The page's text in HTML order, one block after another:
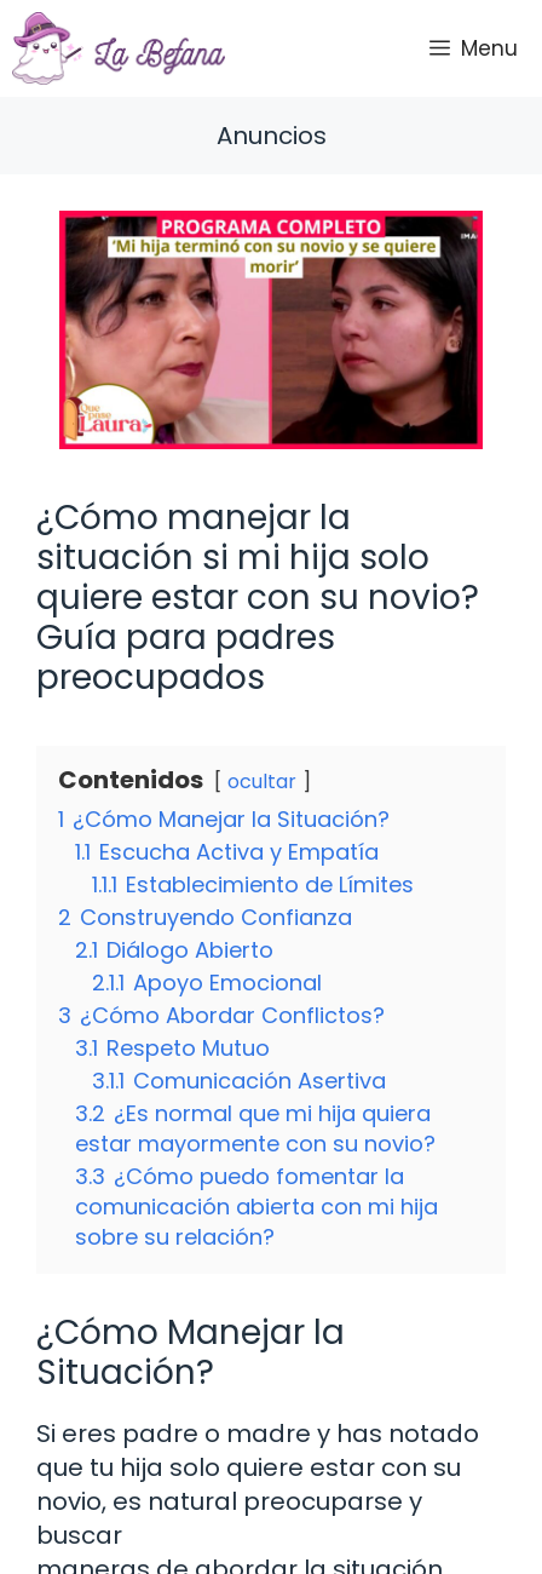
Saltar
al
contenido
Menu
Anuncios
¿Cómo manejar la
situación si mi hija solo
quiere estar con su novio?
Guía para padres
preocupados
Contenidos ocultar
1 ¿Cómo Manejar la Situación?
1.1 Escucha Activa y Empatía
1.1.1 Establecimiento de Límites
2 Construyendo Confianza
2.1 Diálogo Abierto
2.1.1 Apoyo Emocional
3 ¿Cómo Abordar Conflictos?
3.1 Respeto Mutuo
3.1.1 Comunicación Asertiva
3.2 ¿Es normal que mi hija quiera
estar mayormente con su novio?
3.3 ¿Cómo puedo fomentar la
comunicación abierta con mi hija
sobre su relación?
¿Cómo Manejar la
Situación?
Si eres padre o madre y has notado
que tu hija solo quiere estar con su
novio, es natural preocuparse y
buscar